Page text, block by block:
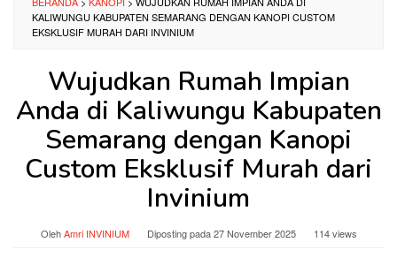
KALIWUNGU KABUPATEN SEMARANG DENGAN KANOPI CUSTOM
EKSKLUSIF MURAH DARI INVINIUM
Wujudkan Rumah Impian
Anda di Kaliwungu Kabupaten
Semarang dengan Kanopi
Custom Eksklusif Murah dari
Invinium
OlehAmri INVINIUM Diposting pada27 November 2025 114 views